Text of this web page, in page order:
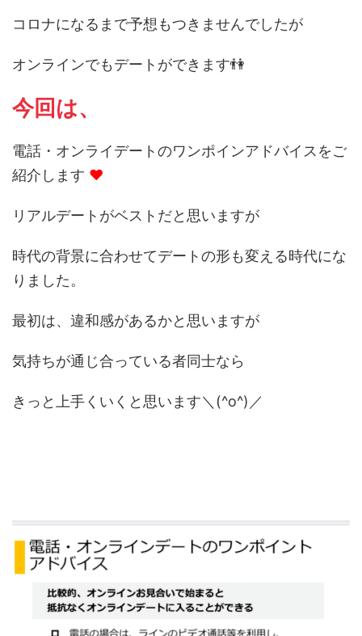
コロナになるまで予想もつきませんでしたが
オンラインでもデートができます👫
今回は、
電話・オンライデートのワンポインアドバイスをご
紹介します ❤
リアルデートがベストだと思いますが
時代の背景に合わせてデートの形も変える時代にな
りました。
最初は、違和感があるかと思いますが
気持ちが通じ合っている者同士なら
きっと上手くいくと思います＼(^o^)／